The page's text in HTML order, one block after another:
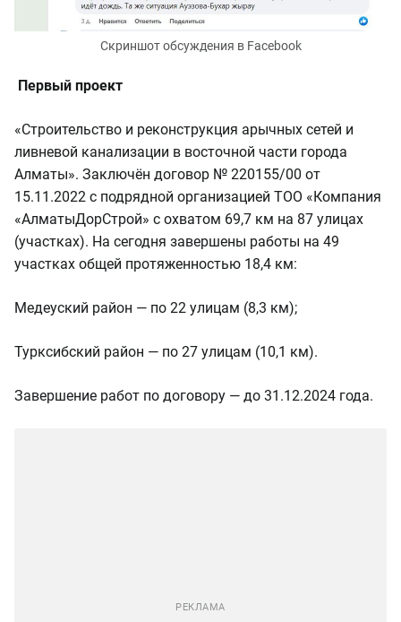
Скриншот обсуждения в Facebook
Первый проект
«Строительство и реконструкция арычных сетей и
ливневой канализации в восточной части города
Алматы». Заключён договор № 220155/00 от
15.11.2022 с подрядной организацией ТОО «Компания
«АлматыДорСтрой» с охватом 69,7 км на 87 улицах
(участках). На сегодня завершены работы на 49
участках общей протяженностью 18,4 км:
Медеуский район — по 22 улицам (8,3 км);
Турксибский район — по 27 улицам (10,1 км).
Завершение работ по договору — до 31.12.2024 года.